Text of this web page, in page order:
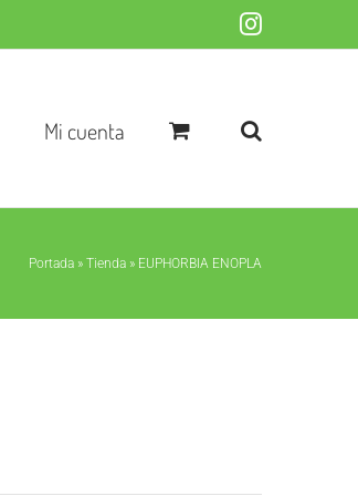
Instagram
Mi cuenta
Portada » Tienda » EUPHORBIA ENOPLA